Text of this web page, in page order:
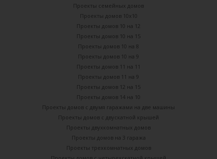
Проекты семейных домов
Проекты домов 10х10
Проекты домов 10 на 12
Проекты домов 10 на 15
Проекты домов 10 на 8
Проекты домов 10 на 9
Проекты домов 11 на 11
Проекты домов 11 на 9
Проекты домов 12 на 15
Проекты домов 14 на 10
Проекты домов с двумя гаражами на две машины
Проекты домов с двускатной крышей
Проекты двухкомнатных домов
Проекты домов на 3 гаража
Проекты трехкомнатных домов